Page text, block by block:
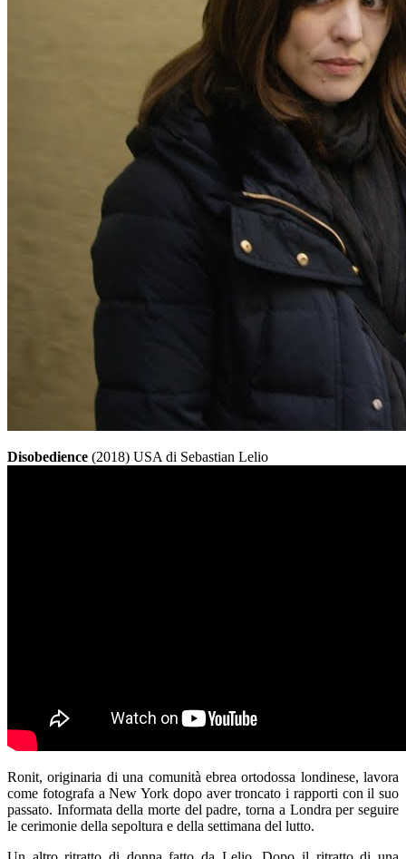
Disobedience (2018) USA di Sebastian Lelio
Ronit, originaria di una comunità ebrea ortodossa londinese, lavora
come fotografa a New York dopo aver troncato i rapporti con il suo
passato. Informata della morte del padre, torna a Londra per seguire
le cerimonie della sepoltura e della settimana del lutto.